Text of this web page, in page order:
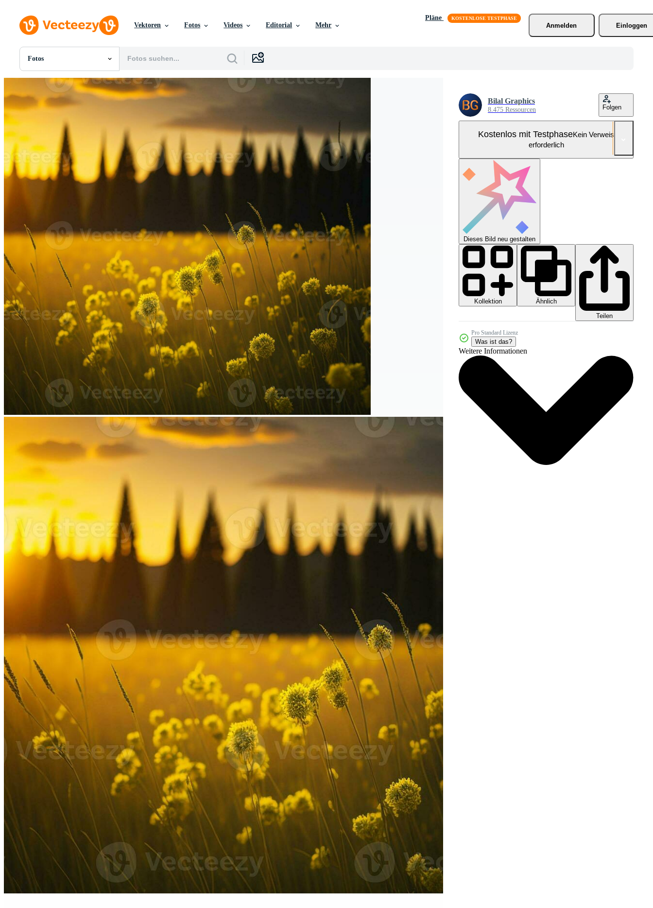
Vektoren Fotos Videos Editorial Mehr
Pläne
Anmelden
Einloggen
Fotos
Alle Bilder
Fotos
PNGs
PSDs
Vorlagen
Vektoren
Motion Graphics
Redaktionelle Bilder
Redaktionelle Ereignisse
Bilal Graphics
8.475 Ressourcen Folgen
Kostenlos mit TestphaseKein Verweis
erforderlich
Dieses Bild neu gestalten
Kollektion
Ähnlich
Teilen
Pro Standard Lizenz
Was ist das?
Weitere Informationen